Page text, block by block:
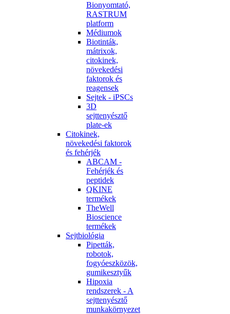
Bionyomtató,
RASTRUM
platform
Médiumok
Biotinták,
mátrixok,
citokinek,
növekedési
faktorok és
reagensek
Sejtek - iPSCs
3D
sejttenyésztő
plate-ek
Citokinek,
növekedési faktorok
és fehérjék
ABCAM -
Fehérjék és
peptidek
QKINE
termékek
TheWell
Bioscience
termékek
Sejtbiológia
Pipetták,
robotok,
fogyóeszközök,
gumikesztyűk
Hipoxia
rendszerek - A
sejttenyésztő
munkakörnyezet